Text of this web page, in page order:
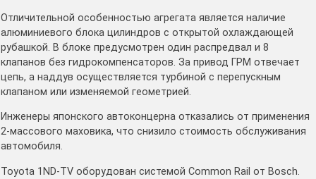
Отличительной особенностью агрегата является наличие
алюминиевого блока цилиндров с открытой охлаждающей
рубашкой. В блоке предусмотрен один распредвал и 8
клапанов без гидрокомпенсаторов. За привод ГРМ отвечает
цепь, а наддув осуществляется турбиной с перепускным
клапаном или изменяемой геометрией.
Инженеры японского автоконцерна отказались от применения
2-массового маховика, что снизило стоимость обслуживания
автомобиля.
Toyota 1ND-TV оборудован системой Common Rail от Bosch.